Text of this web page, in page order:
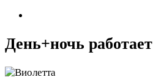
День+ночь работает